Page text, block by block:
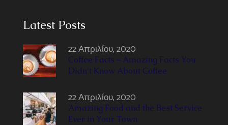
Latest Posts
22 Απριλίου, 2020
Coffee Facts – Amazing Facts You
Didn’t Know About Coffee
22 Απριλίου, 2020
Amazing Food and the Best Service
Ever in Your Town